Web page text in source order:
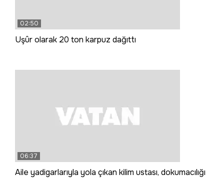
02:50
Uşûr olarak 20 ton karpuz dağıttı
06:37
Aile yadigarlarıyla yola çıkan kilim ustası, dokumacılığı